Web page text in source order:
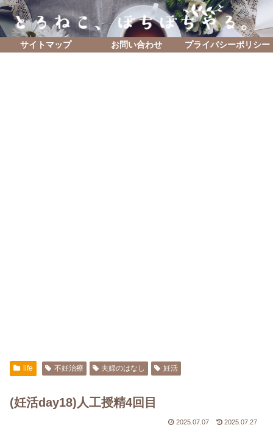
サイトマップ お問い合わせ プライバシーポリシー
life 不妊治療 夫婦のはなし 妊活
(妊活day18)人工授精4回目
2025.07.07 2025.07.27